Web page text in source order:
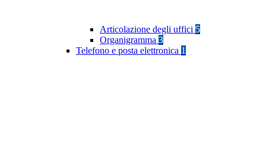
Articolazione degli uffici 5
Organigramma 3
Telefono e posta elettronica 1